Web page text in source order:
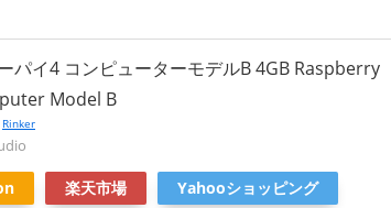
パイ4 コンピューターモデルB 4GB Raspberry
Model B
Rinker
楽天市場 Yahooショッピング